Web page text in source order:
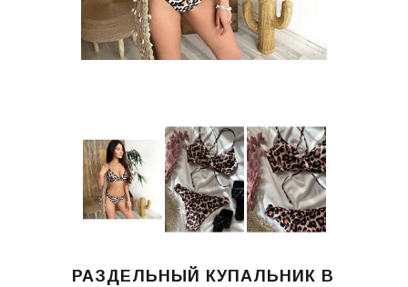
РАЗДЕЛЬНЫЙ КУПАЛЬНИК В